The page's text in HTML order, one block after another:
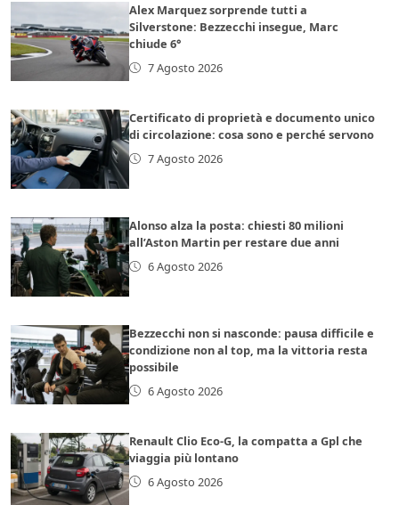
Alex Marquez sorprende tutti a
Silverstone: Bezzecchi insegue, Marc
chiude 6°
7 Agosto 2026
Certificato di proprietà e documento unico
di circolazione: cosa sono e perché servono
7 Agosto 2026
Alonso alza la posta: chiesti 80 milioni
all’Aston Martin per restare due anni
6 Agosto 2026
Bezzecchi non si nasconde: pausa difficile e
condizione non al top, ma la vittoria resta
possibile
6 Agosto 2026
Renault Clio Eco-G, la compatta a Gpl che
viaggia più lontano
6 Agosto 2026